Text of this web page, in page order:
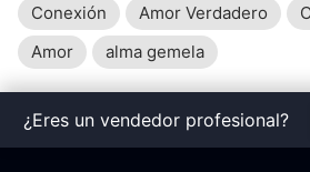
Conexión
Amor Verdadero
Amor
alma gemela
¿Eres un vendedor profesional?